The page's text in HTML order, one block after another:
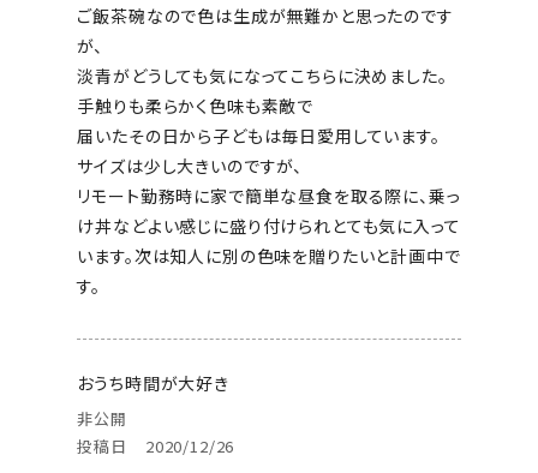
ご飯茶碗なので色は生成が無難かと思ったのです
が、
淡青がどうしても気になってこちらに決めました。
手触りも柔らかく色味も素敵で
届いたその日から子どもは毎日愛用しています。
サイズは少し大きいのですが、
リモート勤務時に家で簡単な昼食を取る際に、乗っ
け丼などよい感じに盛り付けられとても気に入って
います。次は知人に別の色味を贈りたいと計画中で
おうち時間が大好き
非公開
投稿日
2020/12/26